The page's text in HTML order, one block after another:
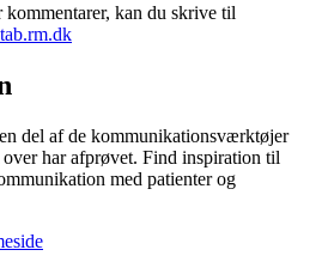
kan du skrive til
del af de kommunikationsværktøjer
over har afprøvet. Find inspiration til
med patienter og